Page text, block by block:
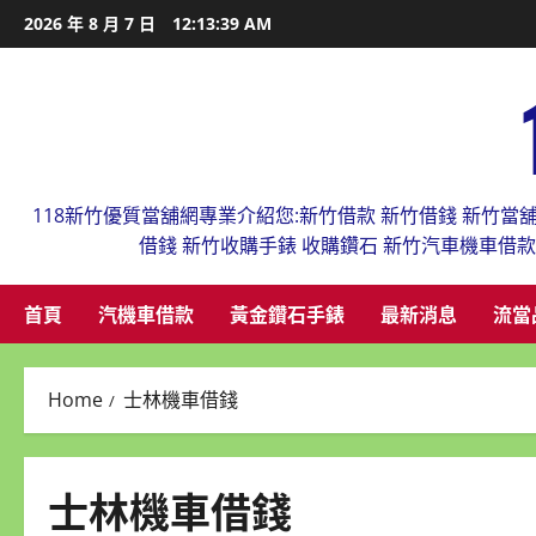
Skip
to
2026 年 8 月 7 日 12:13:40 AM
118新竹優質當舖網專業介紹您:新竹借款 新竹借錢 新竹當
借錢 新竹收購手錶 收購鑽石 新竹汽車機車借
首頁 汽機車借款 黃金鑽石手錶 最新消息 流
Home 士林機車借錢
士林機車借錢